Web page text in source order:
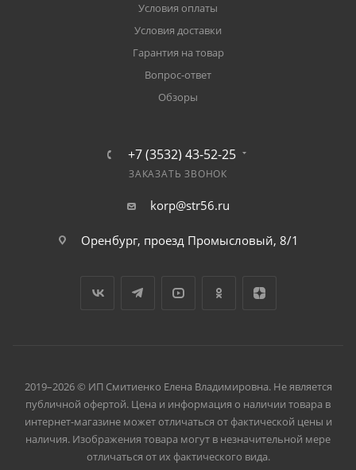
Условия оплаты
Условия доставки
Гарантия на товар
Вопрос-ответ
Обзоры
+7 (3532) 43-52-25
ЗАКАЗАТЬ ЗВОНОК
korp@str56.ru
Оренбург, проезд Промысловый, 8/1
2019–2026 © ИП Смитиенко Елена Владимировна. Не является
публичной офертой. Цена и информация о наличии товара в
интернет-магазине может отличаться от фактической цены и
наличия. Изображения товара могут в незначительной мере
отличаться от их фактического вида.